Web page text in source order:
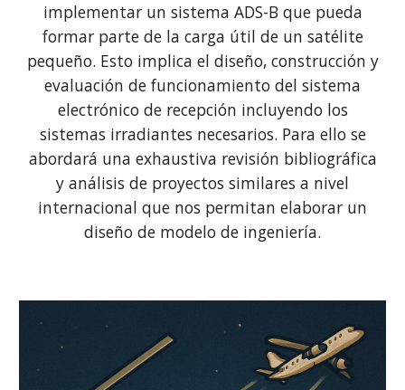
implementar un sistema ADS-B que pueda
formar parte de la carga útil de un satélite
pequeño. Esto implica el diseño, construcción y
evaluación de funcionamiento del sistema
electrónico de recepción incluyendo los
sistemas irradiantes necesarios. Para ello se
abordará una exhaustiva revisión bibliográfica
y análisis de proyectos similares a nivel
internacional que nos permitan elaborar un
diseño de modelo de ingeniería.